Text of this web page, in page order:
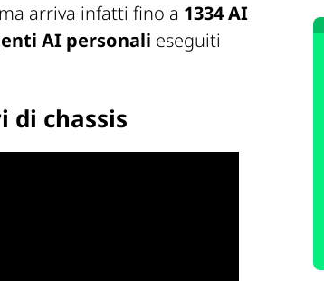
arriva infatti fino a 1334 AI
AI personali eseguiti
di chassis